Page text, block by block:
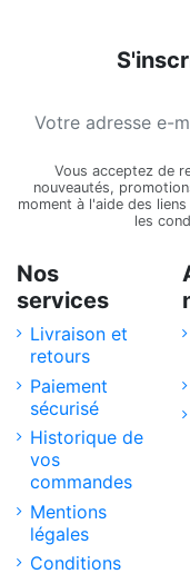
Vous acceptez de
nouveautés,
moment à l'aide des
les
Nos
services
Livraison et
retours
Paiement
sécurisé
Historique de
vos
commandes
Mentions
légales
Conditions